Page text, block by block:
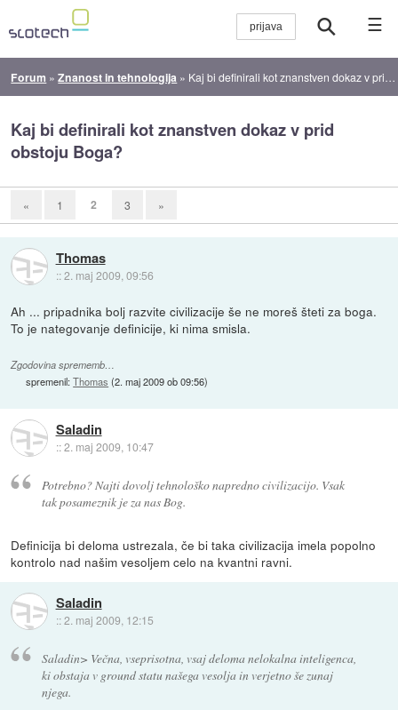
☰
Forum »Znanost in tehnologija » Kaj bi definirali kot znanstven dokaz v prid obstoju Boga?
Kaj bi definirali kot znanstven dokaz v prid
obstoju Boga?
« 1 2 3 »
Thomas
::2. maj 2009, 09:56
Ah ... pripadnika bolj razvite civilizacije še ne moreš šteti za boga.
To je nategovanje definicije, ki nima smisla.
Zgodovina sprememb…
spremenil:Thomas (2. maj 2009 ob 09:56)
Saladin
::2. maj 2009, 10:47
Potrebno? Najti dovolj tehnološko napredno civilizacijo. Vsak
tak posameznik je za nas Bog.
Definicija bi deloma ustrezala, če bi taka civilizacija imela popolno
kontrolo nad našim vesoljem celo na kvantni ravni.
Saladin
::2. maj 2009, 12:15
Saladin> Večna, vseprisotna, vsaj deloma nelokalna inteligenca,
ki obstaja v ground statu našega vesolja in verjetno še zunaj
njega.